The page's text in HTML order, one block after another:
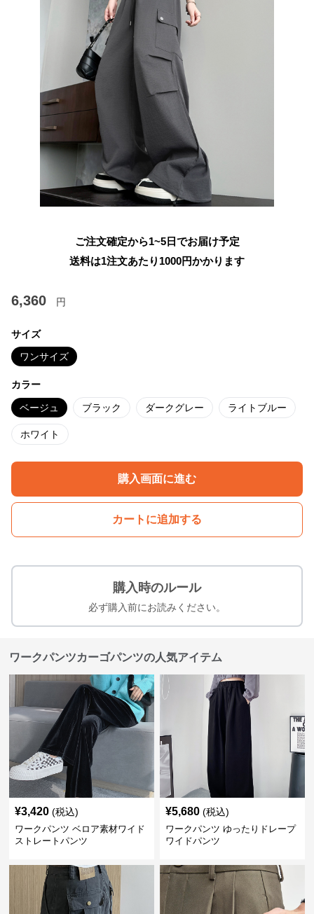
ご注文確定から1~5日でお届け予定
送料は1注文あたり 1000円かかります
6,360 円
サイズ
ワンサイズ
カラー
ベージュ ブラック ダークグレー ライトブルー
ホワイト
購入画面に進む
カートに追加する
購入時のルール
必ず購入前にお読みください。
ワークパンツカーゴパンツの人気アイテム
¥3,420 (税込)
ワークパンツ ベロア素材ワイド
ストレートパンツ
¥5,680 (税込)
ワークパンツ ゆったりドレープ
ワイドパンツ